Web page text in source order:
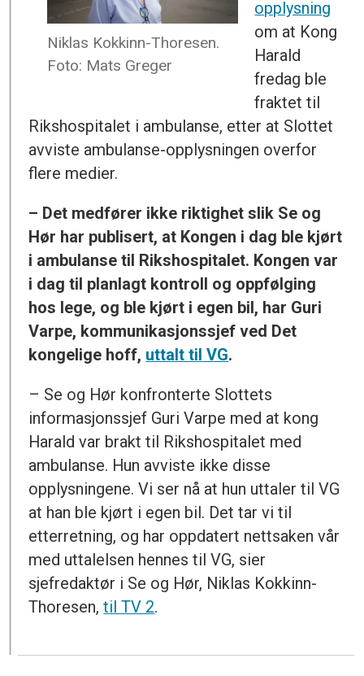
Niklas Kokkinn-Thoresen.
Foto: Mats Greger
opplysning
om at Kong
Harald
fredag ble
fraktet til
Rikshospitalet i ambulanse, etter at Slottet
avviste ambulanse-opplysningen overfor
flere medier.
– Det medfører ikke riktighet slik Se og
Hør har publisert, at Kongen i dag ble kjørt
i ambulanse til Rikshospitalet. Kongen var
i dag til planlagt kontroll og oppfølging
hos lege, og ble kjørt i egen bil, har Guri
Varpe, kommunikasjonssjef ved Det
kongelige hoff, uttalt til VG.
– Se og Hør konfronterte Slottets
informasjonssjef Guri Varpe med at kong
Harald var brakt til Rikshospitalet med
ambulanse. Hun avviste ikke disse
opplysningene. Vi ser nå at hun uttaler til VG
at han ble kjørt i egen bil. Det tar vi til
etterretning, og har oppdatert nettsaken vår
med uttalelsen hennes til VG, sier
sjefredaktør i Se og Hør, Niklas Kokkinn-
Thoresen,til TV 2.